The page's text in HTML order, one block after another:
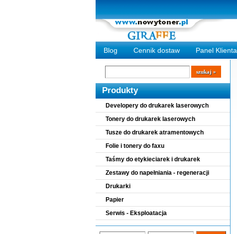
Blog Cennik dostaw Panel Klienta
Wyszukiwarka
szukaj
Produkty
Developery do drukarek laserowych
Tonery do drukarek laserowych
Tusze do drukarek atramentowych
Folie i tonery do faxu
Taśmy do etykieciarek i drukarek
Zestawy do napełniania - regeneracji
Drukarki
Papier
Serwis - Eksploatacja